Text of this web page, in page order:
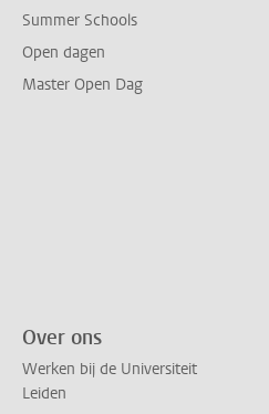
Summer Schools
Open dagen
Master Open Dag
Over ons
Werken bij de Universiteit
Leiden